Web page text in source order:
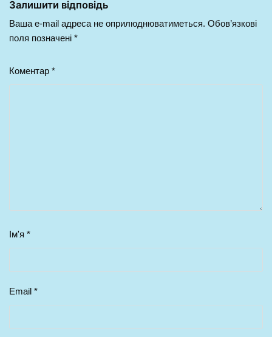
Залишити відповідь
Ваша e-mail адреса не оприлюднюватиметься. Обов’язкові
поля позначені *
Коментар *
Ім'я *
Email *